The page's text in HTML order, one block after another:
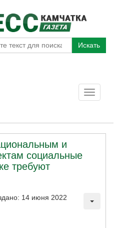
Искать
Toggle
navigation
и
социальные
требуют
14 июня 2022